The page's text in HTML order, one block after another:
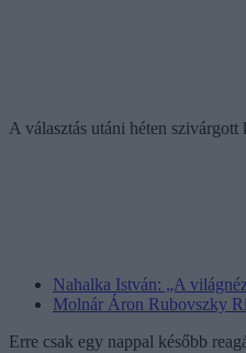
A választás utáni héten szivárgott
Nahalka István: „A
Molnár Áron Rubovszky
Erre csak egy nappal később